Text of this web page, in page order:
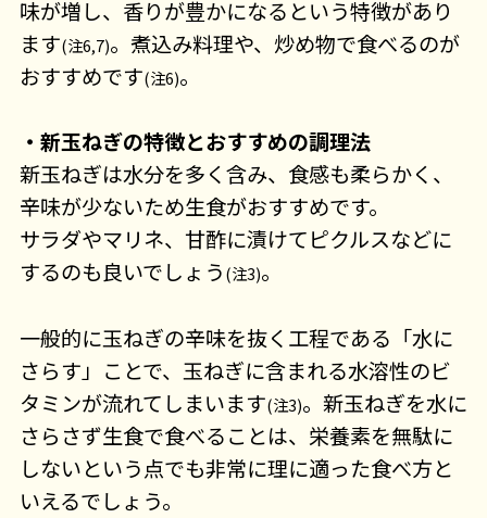
味が増し、香りが豊かになるという特徴があり
ます(注6,7)。煮込み料理や、炒め物で食べるのが
おすすめです(注6)。
・新玉ねぎの特徴とおすすめの調理法
新玉ねぎは水分を多く含み、食感も柔らかく、
辛味が少ないため生食がおすすめです。
サラダやマリネ、甘酢に漬けてピクルスなどに
するのも良いでしょう(注3)。
一般的に玉ねぎの辛味を抜く工程である「水に
さらす」ことで、玉ねぎに含まれる水溶性のビ
タミンが流れてしまいます(注3)。新玉ねぎを水に
さらさず生食で食べることは、栄養素を無駄に
しないという点でも非常に理に適った食べ方と
いえるでしょう。